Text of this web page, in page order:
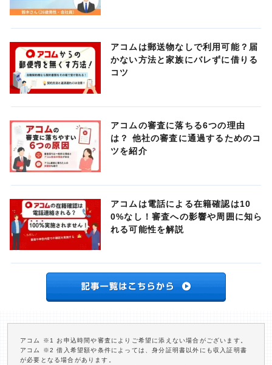
アコムは郵送物なしで利用可能？届
かない方法と家族にバレずに借りる
コツ
アコムの審査に落ちる6つの理由
は？ 他社の審査に通過するためのコ
ツを紹介
アコムは電話による在籍確認は10
0%なし！審査への影響や周囲に知ら
れる可能性を解説
アコム ※1 お申込時間や審査によりご希望に添えない場合がございます。
アコム ※2 借入希望額や条件によっては、身分証明書以外にも収入証明書
が必要となる場合があります。